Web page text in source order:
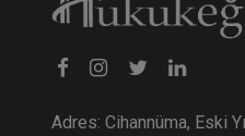
Adres: Cihannüma, Eski